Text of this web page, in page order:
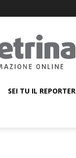
SEI TU IL REPORTER